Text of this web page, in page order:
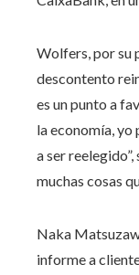
Wolfers, por su
descontento
es un punto a
la economía, yo
a ser
muchas cosas
Naka
informe a